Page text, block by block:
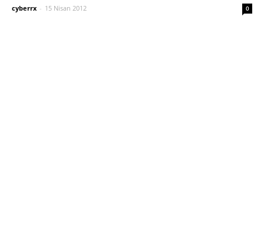
cyberrx - 15 Nisan 2012 0